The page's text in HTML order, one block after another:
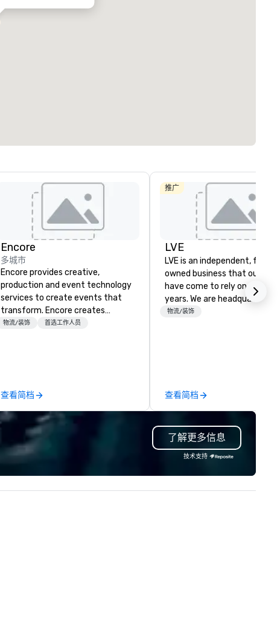
Encore
多城市
Encore provides creative,
production and event technology
services to create events that
transform. Encore creates
memorable event experiences
experts deliver real results
through strategy and creative,
advanced technology, digital,
environmental, staging, and
digital solutions for hybrid, virtual
物流/装饰 首选工作人员
查看简档
推广
LVE
LVE is an independent, family
owned business that our
have come to rely on for
years. We are headquartered
Las Vegas and have satellite
contracting, custom exhibit
building, graphic design,
and logistics. We are able to
troubleshoot any problem
our extensive knowledge and
implement the right
物流/装饰
查看简档
了解更多信息
技术支持